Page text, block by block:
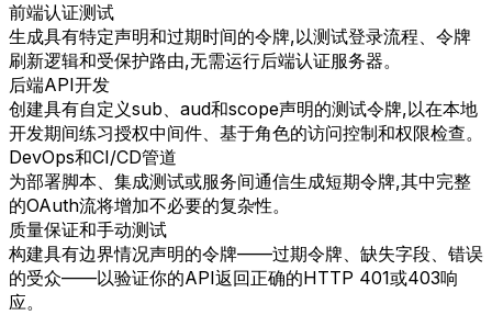
前端认证测试
生成具有特定声明和过期时间的令牌,以测试登录流程、令牌
刷新逻辑和受保护路由,无需运行后端认证服务器。
后端API开发
创建具有自定义sub、aud和scope声明的测试令牌,以在本地
开发期间练习授权中间件、基于角色的访问控制和权限检查。
DevOps和CI/CD管道
为部署脚本、集成测试或服务间通信生成短期令牌,其中完整
的OAuth流将增加不必要的复杂性。
质量保证和手动测试
构建具有边界情况声明的令牌——过期令牌、缺失字段、错误
的受众——以验证你的API返回正确的HTTP 401或403响
应。